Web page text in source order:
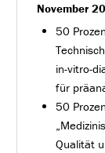
November
50
in-vitro-
für
50
Qualität